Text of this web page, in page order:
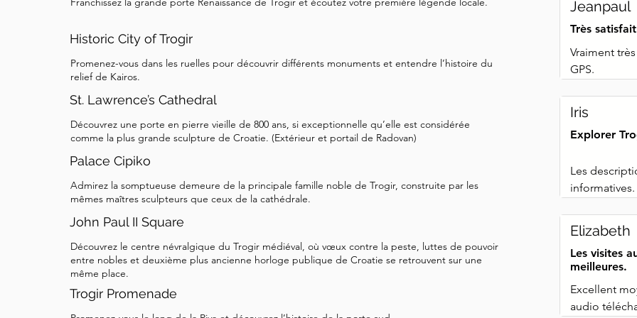
mérite le détour s'il est ouvert. Maintenant, tournons notre attention vers le
Cathédrale.
Historic City of Trogir
Promenez-vous dans les ruelles pour découvrir différents monuments et entendre l’histoire du
relief de Kairos.
St. Lawrence’s Cathedral
Découvrez une porte en pierre vieille de 800 ans, si exceptionnelle qu’elle est considérée
comme la plus grande sculpture de Croatie. (Extérieur et portail de Radovan)
Palace Cipiko
Admirez la somptueuse demeure de la principale famille noble de Trogir, construite par les
mêmes maîtres sculpteurs que ceux de la cathédrale.
John Paul II Square
Découvrez le centre névralgique du Trogir médiéval, où vœux contre la peste, luttes de pouvoir
entre nobles et deuxième plus ancienne horloge publique de Croatie se retrouvent sur une
même place.
Trogir Promenade
Jeanpaul
Très
Vraiment
GPS.
Iris
Explorer
Les
Ce qui nous
tourner à
Elizabeth
Les visites
meilleures.
Excellent
audio